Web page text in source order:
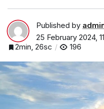
Published by
25 February 2024,
2min, 26sc
196